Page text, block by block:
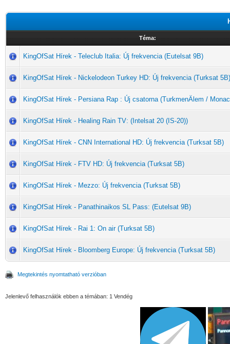
Téma:
KingOfSat Hírek - Teleclub Italia: Új frekvencia (Eutelsat 9B)
KingOfSat Hírek - Nickelodeon Turkey HD: Új frekvencia (Turksat 5B)
KingOfSat Hírek - Persiana Rap : Új csatorna (TurkmenÄlem /
KingOfSat Hírek - Healing Rain TV: (Intelsat 20 (IS-20))
KingOfSat Hírek - CNN International HD: Új frekvencia (Turksat 5B)
KingOfSat Hírek - FTV HD: Új frekvencia (Turksat 5B)
KingOfSat Hírek - Mezzo: Új frekvencia (Turksat 5B)
KingOfSat Hírek - Panathinaikos SL Pass: (Eutelsat 9B)
KingOfSat Hírek - Rai 1: On air (Turksat 5B)
KingOfSat Hírek - Bloomberg Europe: Új frekvencia (Turksat 5B)
Megtekintés nyomtatható verzióban
Jelenlevő felhasználók ebben a témában: 1 Vendég